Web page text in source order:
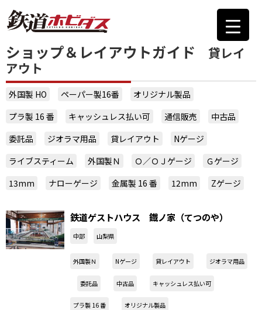
ショップ＆レイアウトガイド
貸レイ
アウト
外国製 HO ペーパー製16番
オリジナル製品
プラ製 16 番
キャッシュレス払い可 通信販売
中古品
委託品
ジオラマ用品 貸レイアウト
Nゲージ
ライブスティーム
外国製Ｎ Ｏ／ＯＪゲージ
Ｇゲージ
13mm
ナローゲージ 金属製 16 番 12mm Zゲージ
鉄道ゲストハウス 鐡ノ家（てつのや）
中部 山梨県
外国製Ｎ Nゲージ 貸レイアウト ジオラマ用品
委託品 中古品 キャッシュレス払い可
プラ製 16 番 オリジナル製品